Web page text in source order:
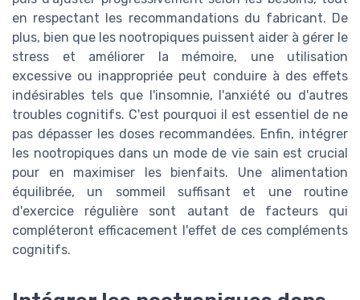
en respectant les recommandations du fabricant. De
plus, bien que les nootropiques puissent aider à gérer le
stress et améliorer la mémoire, une utilisation
excessive ou inappropriée peut conduire à des effets
indésirables tels que l'insomnie, l'anxiété ou d'autres
troubles cognitifs. C'est pourquoi il est essentiel de ne
pas dépasser les doses recommandées. Enfin, intégrer
les nootropiques dans un mode de vie sain est crucial
pour en maximiser les bienfaits. Une alimentation
équilibrée, un sommeil suffisant et une routine
d'exercice régulière sont autant de facteurs qui
compléteront efficacement l'effet de ces compléments
cognitifs.